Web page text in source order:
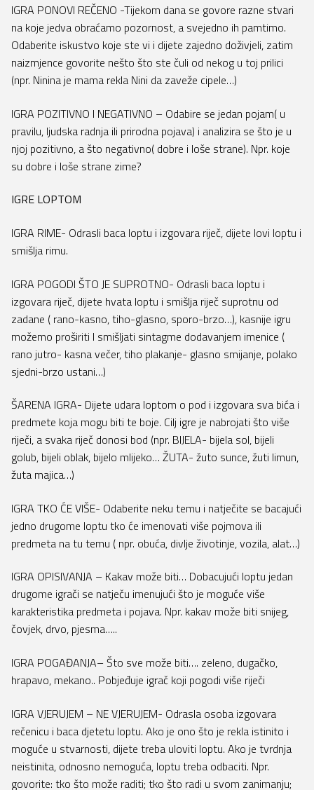
IGRA PONOVI REČENO -Tijekom dana se govore razne stvari
na koje jedva obraćamo pozornost, a svejedno ih pamtimo.
Odaberite iskustvo koje ste vi i dijete zajedno doživjeli, zatim
naizmjence govorite nešto što ste čuli od nekog u toj prilici
(npr. Ninina je mama rekla Nini da zaveže cipele…)
IGRA POZITIVNO I NEGATIVNO – Odabire se jedan pojam( u
pravilu, ljudska radnja ili prirodna pojava) i analizira se što je u
njoj pozitivno, a što negativno( dobre i loše strane). Npr. koje
su dobre i loše strane zime?
IGRE LOPTOM
IGRA RIME- Odrasli baca loptu i izgovara riječ, dijete lovi loptu i
smišlja rimu.
IGRA POGODI ŠTO JE SUPROTNO- Odrasli baca loptu i
izgovara riječ, dijete hvata loptu i smišlja riječ suprotnu od
zadane ( rano-kasno, tiho-glasno, sporo-brzo…), kasnije igru
možemo proširiti I smišljati sintagme dodavanjem imenice (
rano jutro- kasna večer, tiho plakanje- glasno smijanje, polako
sjedni-brzo ustani…)
ŠARENA IGRA- Dijete udara loptom o pod i izgovara sva bića i
predmete koja mogu biti te boje. Cilj igre je nabrojati što više
riječi, a svaka riječ donosi bod (npr. BIJELA- bijela sol, bijeli
golub, bijeli oblak, bijelo mlijeko… ŽUTA- žuto sunce, žuti limun,
žuta majica…)
IGRA TKO ĆE VIŠE- Odaberite neku temu i natječite se bacajući
jedno drugome loptu tko će imenovati više pojmova ili
predmeta na tu temu ( npr. obuća, divlje životinje, vozila, alat…)
IGRA OPISIVANJA – Kakav može biti… Dobacujući loptu jedan
drugome igrači se natječu imenujući što je moguće više
karakteristika predmeta i pojava. Npr. kakav može biti snijeg,
čovjek, drvo, pjesma…..
IGRA POGAĐANJA– Što sve može biti…. zeleno, dugačko,
hrapavo, mekano.. Pobjeđuje igrač koji pogodi više riječi
IGRA VJERUJEM – NE VJERUJEM- Odrasla osoba izgovara
rečenicu i baca djetetu loptu. Ako je ono što je rekla istinito i
moguće u stvarnosti, dijete treba uloviti loptu. Ako je tvrdnja
neistinita, odnosno nemoguća, loptu treba odbaciti. Npr.
govorite: tko što može raditi; tko što radi u svom zanimanju;